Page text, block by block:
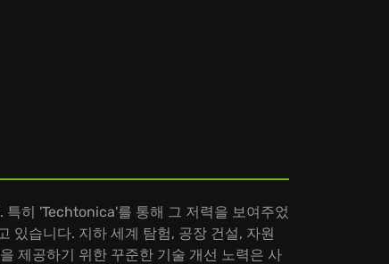
히 'Techtonica'를 통해 그 저력을 보여주었
있습니다. 지하 세계 탐험, 공장 건설, 자원
제공하기 위한 꾸준한 기술 개선 노력은 사